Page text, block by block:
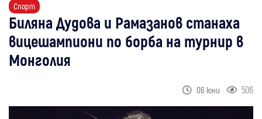
Спорт
Биляна Дудова и Рамазанов станаха
вицешампиони по борба на турнир в
Монголия
06 юни 506